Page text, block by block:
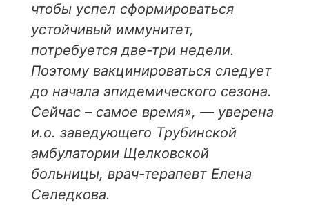
чтобы успел сформироваться
устойчивый иммунитет,
потребуется две-три недели.
Поэтому вакцинироваться следует
до начала эпидемического сезона.
Сейчас – самое время», — уверена
и.о. заведующего Трубинской
амбулатории Щелковской
больницы, врач-терапевт Елена
Селедкова.